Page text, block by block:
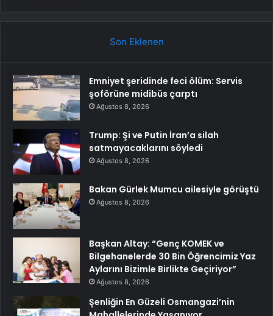
Son Eklenen
Emniyet şeridinde feci ölüm: Servis
şoförüne midibüs çarptı
Ağustos 8, 2026
Trump: Şi ve Putin İran’a silah
satmayacaklarını söyledi
Ağustos 8, 2026
Bakan Gürlek Mumcu ailesiyle görüştü
Ağustos 8, 2026
Başkan Altay: “Genç KOMEK ve
Bilgehanelerde 30 Bin Öğrencimiz Yaz
Aylarını Bizimle Birlikte Geçiriyor”
Ağustos 8, 2026
Şenliğin En Güzeli Osmangazi’nin